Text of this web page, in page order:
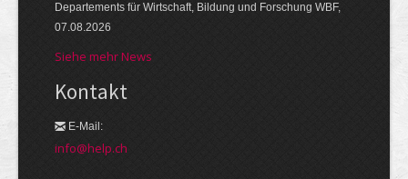
Departements für Wirtschaft, Bildung und Forschung WBF,
07.08.2026
Siehe mehr News
Kontakt
E-Mail:
info@help.ch